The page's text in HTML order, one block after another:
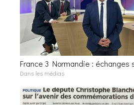
France 3 Normandie : échanges
Dans les médias